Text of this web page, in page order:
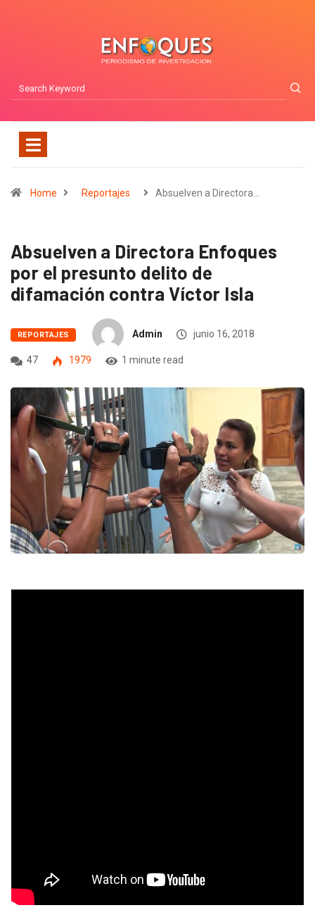
Home Reportajes Absuelven a Directora…
Absuelven a Directora Enfoques
por el presunto delito de
difamación contra Víctor Isla
REPORTAJES Admin junio 16, 2018
47 1979 1 minute read